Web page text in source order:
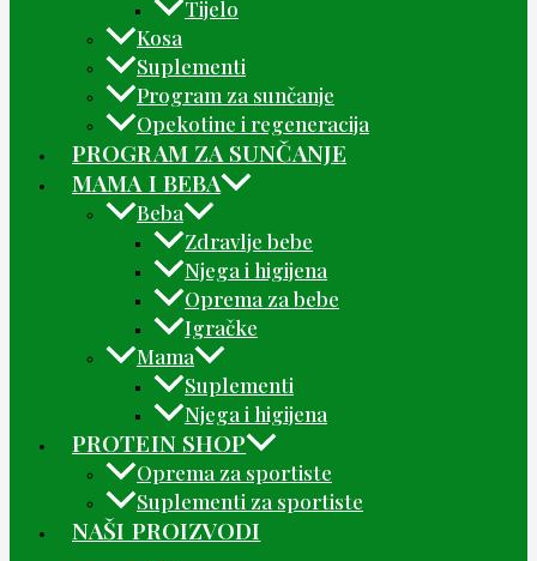
Tijelo
Kosa
Suplementi
Program za sunčanje
Opekotine i regeneracija
PROGRAM ZA SUNČANJE
MAMA I BEBA
Beba
Zdravlje bebe
Njega i higijena
Oprema za bebe
Igračke
Mama
Suplementi
Njega i higijena
PROTEIN SHOP
Oprema za sportiste
Suplementi za sportiste
NAŠI PROIZVODI